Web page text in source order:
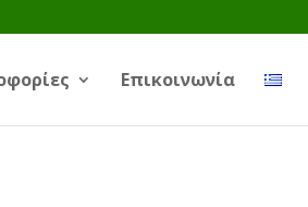
Επικοινωνία